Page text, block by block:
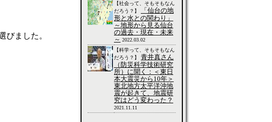
びました。
【社会って、そもそもなん
だろう？】
「仙台の地
形と水との関わり」
～地形から見る仙台
の過去・現在・未来
～ 2022.03.02
【科学って、そもそもなん
だろう？】 青井真さん
（防災科学技術研究
所）に聞く：＜東日
本大震災から10年＞
東北地方太平洋沖地
震が起きて、地震研
究はどう変わった？
2021.11.11